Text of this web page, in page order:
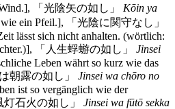
「光陰矢の如し」 Kōin ya
ein Pfeil.], 「光陰に関守なし」
lässt sich nicht anhalten. (wörtlich:
「人生蜉蝣の如し」 Jinsei
Leben währt so kurz wie das
朝露の如し」 Jinsei wa chōro no
ist so vergänglich wie der
灯石火の如し」 Jinsei wa fūtō sekka